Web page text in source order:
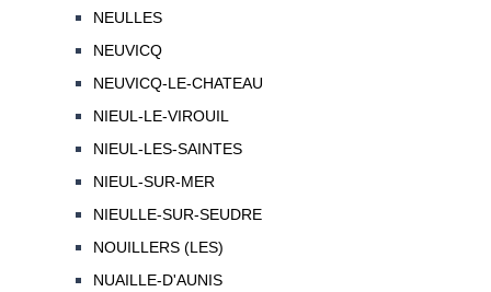
NEULLES
NEUVICQ
NEUVICQ-LE-CHATEAU
NIEUL-LE-VIROUIL
NIEUL-LES-SAINTES
NIEUL-SUR-MER
NIEULLE-SUR-SEUDRE
NOUILLERS (LES)
NUAILLE-D'AUNIS